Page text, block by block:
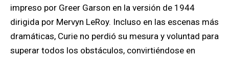
impreso por Greer Garson en la versión de 1944
dirigida por Mervyn LeRoy. Incluso en las escenas más
dramáticas, Curie no perdió su mesura y voluntad para
superar todos los obstáculos, convirtiéndose en